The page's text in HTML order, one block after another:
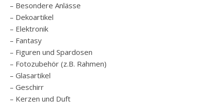
– Besondere Anlässe
– Dekoartikel
– Elektronik
– Fantasy
– Figuren und Spardosen
– Fotozubehör (z.B. Rahmen)
– Glasartikel
– Geschirr
– Kerzen und Duft